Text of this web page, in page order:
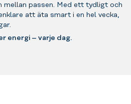
mellan passen. Med ett tydligt och
att äta smart i en hel vecka,
energi – varje dag.